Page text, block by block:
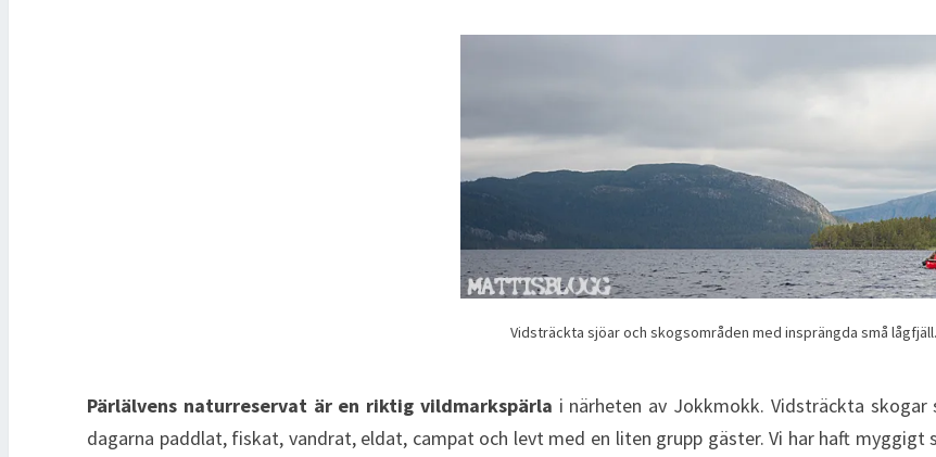
Vidsträckta sjöar och skogsområden med insprängda små
Pärlälvens naturreservat är en riktig vildmarkspärla i närheten av Jokkmokk. Vidsträckta
dagarna paddlat, fiskat, vandrat, eldat, campat och levt med en liten grupp gäster. Vi har haft